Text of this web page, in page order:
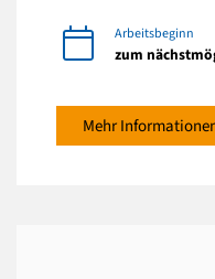
Arbeitsbeginn
zum
Mehr